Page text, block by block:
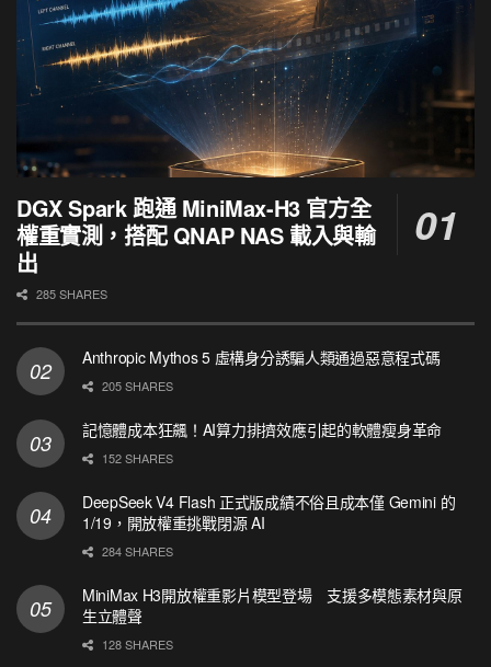
DGX Spark 跑通 MiniMax-H3 官方全
權重實測，搭配 QNAP NAS 載入與輸
出
285 SHARES
Anthropic Mythos 5 虛構身分誘騙人類通過惡意程式碼
205 SHARES
記憶體成本狂飆！AI算力排擠效應引起的軟體瘦身革命
152 SHARES
DeepSeek V4 Flash 正式版成績不俗且成本僅 Gemini 的
1/19，開放權重挑戰閉源 AI
284 SHARES
MiniMax H3開放權重影片模型登場 支援多模態素材與原
生立體聲
128 SHARES